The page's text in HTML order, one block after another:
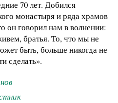
70 лет. Добился
монастыря и ряда храмов
он говорил нам в волнении:
братья. То, что мы не
быть, больше никогда не
сделать».